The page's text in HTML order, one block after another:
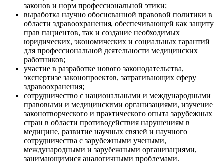
законов и норм профессиональной этики;
выработка научно обоснованной правовой политики в
области здравоохранения, обеспечивающей как защиту
прав пациентов, так и создание необходимых
юридических, экономических и социальных гарантий
для профессиональной деятельности медицинских
работников;
участие в разработке нового законодательства,
экспертизе законопроектов, затрагивающих сферу
здравоохранения;
сотрудничество с национальными и международными
правовыми и медицинскими организациями, изучение
законотворческого и практического опыта зарубежных
стран в области противодействия нарушениям в
медицине, развитие научных связей и научного
сотрудничества с зарубежными учеными,
международными и зарубежными организациями,
занимающимися аналогичными проблемами.